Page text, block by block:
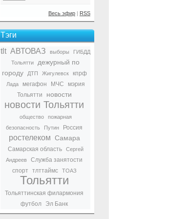
Весь эфир | RSS
Тэги
tlt АВТОВАЗ выборы
ГИБДД
Тольятти
дежурный по
городу
ДТП Жигулевск кпрф
Лада мегафон МЧС
мэрия
Тольятти
новости
новости Тольятти
общество
пожарная
безопасность
Путин Россия
ростелеком Самара
Самарская область
Сергей
Андреев
Служба занятости
спорт
тлттаймс ТОАЗ
Тольятти
Тольяттинская филармония
футбол
Эл Банк